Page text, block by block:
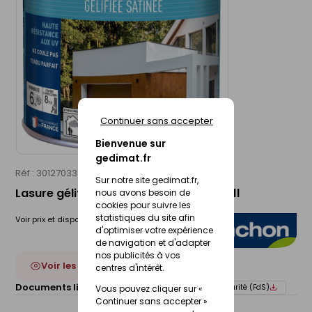
Bienvenue sur
gedimat.fr
Sur notre site gedimat.fr,
nous avons besoin de
cookies pour suivre les
statistiques du site afin
d'optimiser votre expérience
de navigation et d'adapter
nos publicités à vos
centres d'intérêt.
Vous pouvez cliquer sur «
Continuer sans accepter »
Continuer sans accepter
Réf : 30127033
Lasure gélifiée satin chêne doré - pot 1l
Voir prix et disponibilité en magasin
Voir les 12 déclinaisons
Documents liés :
Fiche technique Fiche de sécurité (FdS)